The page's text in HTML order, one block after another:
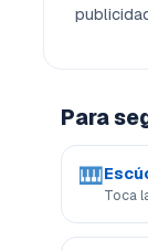
Para
🎹
Toca